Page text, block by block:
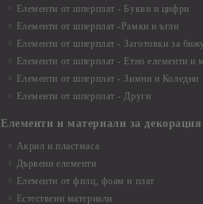
Елементи от шперплат - Букви и цифри
Елементи от шперплат -Рамки и ъгли
Елементи от шперплат - Заготовки за
Елементи от шперплат - Етно елементи и
Елементи от шперплат - Зимни и Коледни
Елементи от шперплат - Други
Елементи и материали за декорация
Акрил и пластмаса
Дървени елементи
Елементи от филц, фоам и плат
Естествени материали